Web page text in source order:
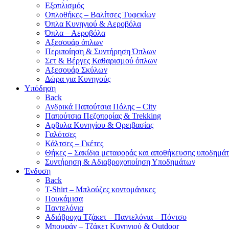
Εξοπλισμός
Οπλοθήκες – Βαλίτσες Τυφεκίων
Όπλα Κυνηγιού & Αεροβόλα
Όπλα – Αεροβόλα
Αξεσουάρ όπλων
Περιποίηση & Συντήρηση Όπλων
Σετ & Βέργες Καθαρισμού όπλων
Αξεσουάρ Σκύλων
Δώρα για Κυνηγούς
Υπόδηση
Back
Ανδρικά Παπούτσια Πόλης – City
Παπούτσια Πεζοπορίας & Trekking
Αρβυλα Κυνηγίου & Ορειβασίας
Γαλότσες
Κάλτσες – Γκέτες
Θήκες – Σακίδια μεταφοράς και αποθήκευσης
Συντήρηση & Αδιαβροχοποίηση Υποδημάτων
Ένδυση
Back
T-Shirt – Μπλούζες κοντομάνικες
Πουκάμισα
Παντελόνια
Αδιάβροχα Τζάκετ – Παντελόνια – Πόντσο
Μπουφάν – Τζάκετ Κυνηγιού & Outdoor